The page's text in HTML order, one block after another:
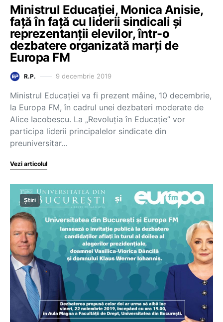
Ministrul Educației, Monica Anisie,
față în față cu liderii sindicali și
reprezentanții elevilor, într-o
dezbatere organizată marți de
Europa FM
R.P. 9 decembrie 2019
Ministrul Educației va fi prezent mâine, 10 decembrie,
la Europa FM, în cadrul unei dezbateri moderate de
Alice Iacobescu. La „Revoluţia în Educaţie” vor
participa liderii principalelor sindicate din
preuniversitar…
Vezi articolul
Știri